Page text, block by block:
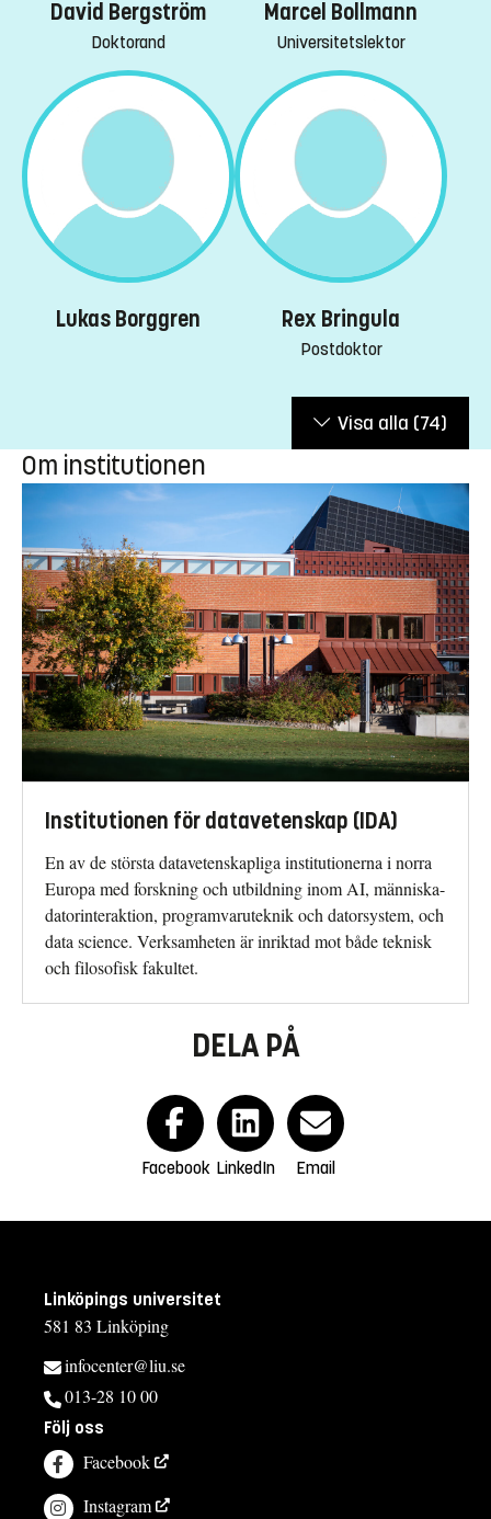
David Bergström
Doktorand
Marcel Bollmann
Universitetslektor
Lukas Borggren Rex Bringula
Postdoktor
Visa alla (74)
Om institutionen
Institutionen för datavetenskap (IDA)
En av de största datavetenskapliga institutionerna i norra
Europa med forskning och utbildning inom AI, människa-
datorinteraktion, programvaruteknik och datorsystem, och
data science. Verksamheten är inriktad mot både teknisk
och filosofisk fakultet.
DELA PÅ
Facebook LinkedIn Email
Linköpings universitet
581 83 Linköping
infocenter@liu.se
013-28 10 00
Följ oss
Facebook
Instagram